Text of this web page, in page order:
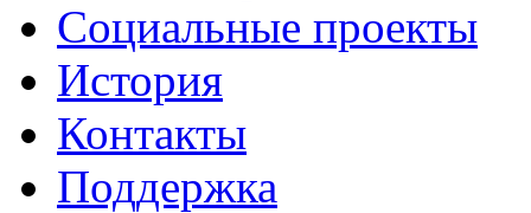
Социальные проекты
История
Контакты
Поддержка